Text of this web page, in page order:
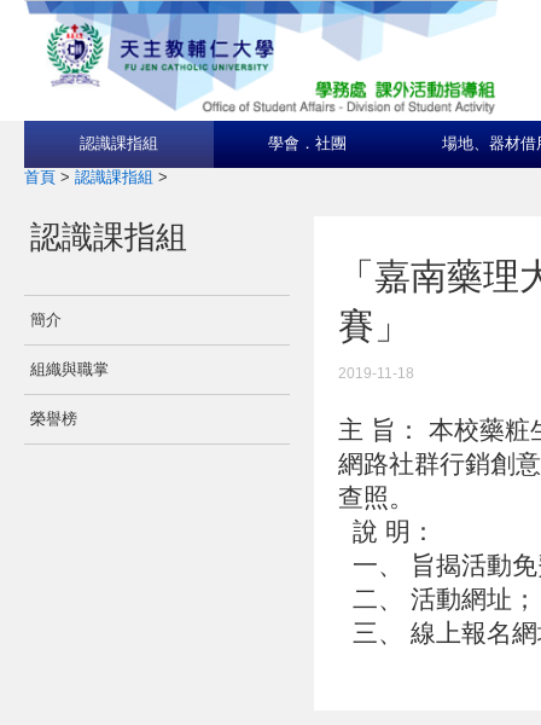
認識課指組 學會．社團 場地、器材借
首頁 > 認識課指組 >
認識課指組
簡介
組織與職掌
榮譽榜
「嘉南藥
賽」
2019-11-18
主 旨： 本校藥粧
網路社群行銷創
查照。
說 明：
一、 旨揭活動
二、 活動網址
三、 線上報名